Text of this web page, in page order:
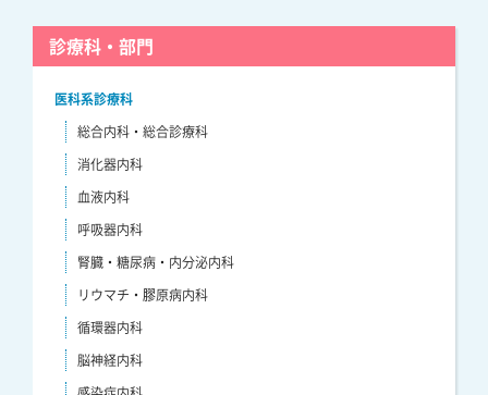
診療科・部門
医科系診療科
総合内科・総合診療科
消化器内科
血液内科
呼吸器内科
腎臓・糖尿病・内分泌内科
リウマチ・膠原病内科
循環器内科
脳神経内科